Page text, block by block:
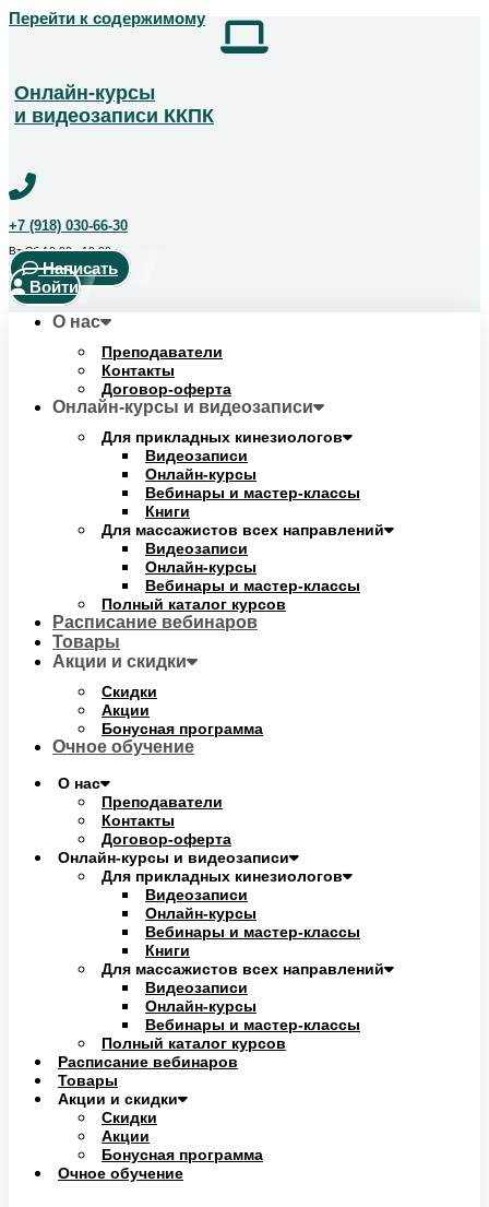
Позвоните чтобы получить курс со скидкой
Перейти к содержимому
Онлайн-курсы
и видеозаписи ККПК
+7 (918) 030-66-30
Вт-Сб 10:00 - 18:00
Написать
Войти
О нас
Преподаватели
Контакты
Договор-оферта
Онлайн-курсы и видеозаписи
Для прикладных кинезиологов
Видеозаписи
Онлайн-курсы
Вебинары и мастер-классы
Книги
Для массажистов всех направлений
Видеозаписи
Онлайн-курсы
Вебинары и мастер-классы
Полный каталог курсов
Расписание вебинаров
Товары
Акции и скидки
Скидки
Акции
Бонусная программа
Очное обучение
О нас
Преподаватели
Контакты
Договор-оферта
Онлайн-курсы и видеозаписи
Для прикладных кинезиологов
Видеозаписи
Онлайн-курсы
Вебинары и мастер-классы
Книги
Для массажистов всех направлений
Видеозаписи
Онлайн-курсы
Вебинары и мастер-классы
Полный каталог курсов
Расписание вебинаров
Товары
Акции и скидки
Скидки
Акции
Бонусная программа
Очное обучение